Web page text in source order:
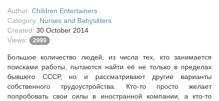
Author: Children Entertainers
Category: Nurses and Babysitters
Created: 30 October 2014
Views:
2999
Большое количество людей, из числа тех, кто занимается
поисками работы, пытаются найти её не только в пределах
бывшего СССР, но и рассматривают другие варианты
собственного трудоустройства. Кто-то просто желает
попробовать свои силы в иностранной компании, а кто-то